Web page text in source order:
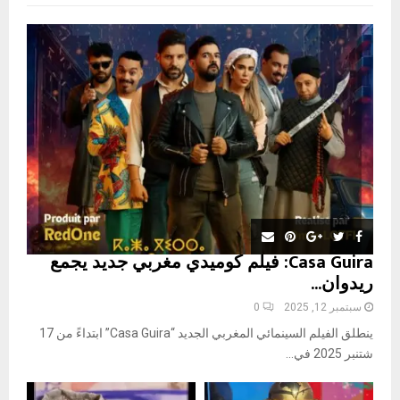
o
r
R
C
Casa Guira: فيلم كوميدي مغربي جديد يجمع
ريدوان...
سبتمبر 12, 2025 0
ينطلق الفيلم السينمائي المغربي الجديد “Casa Guira” ابتداءً من 17
شتنبر 2025 في...